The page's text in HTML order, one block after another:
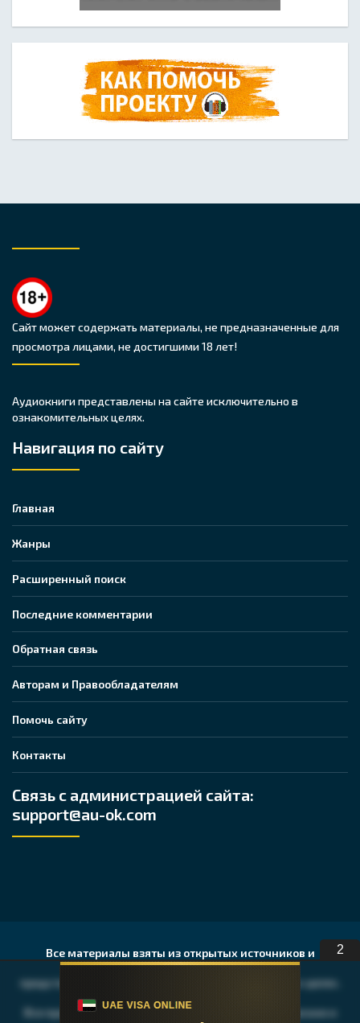
1
Сайт может содержать материалы, не предназначенные для
просмотра лицами, не достигшими 18 лет!
Аудиокниги представлены на сайте исключительно в
ознакомительных целях.
Навигация по сайту
Главная
Жанры
Расширенный поиск
Последние комментарии
Обратная связь
Авторам и Правообладателям
Помочь сайту
Контакты
Связь с администрацией сайта:
support@au-ok.com
Все материалы взяты из открытых источников и
представлены исключительно в ознакомительных целях.
Все права на публикуемые аудио, видео, графические и